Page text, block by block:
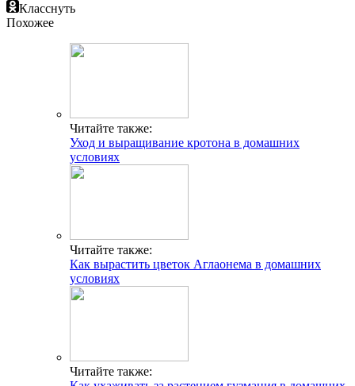
Класснуть
Похожее
Читайте также:
Уход и выращивание кротона в домашних
условиях
Читайте также:
Как вырастить цветок Аглаонема в домашних
условиях
Читайте также: